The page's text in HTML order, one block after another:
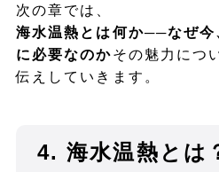
次の章では、
海水温熱とは何か──なぜ今
に必要なのかその魅力につ
伝えしていきます。
4.海水温熱とは